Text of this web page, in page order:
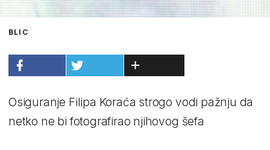
BLIC
Osiguranje Filipa Koraća strogo vodi pažnju da
netko ne bi fotografirao njihovog šefa